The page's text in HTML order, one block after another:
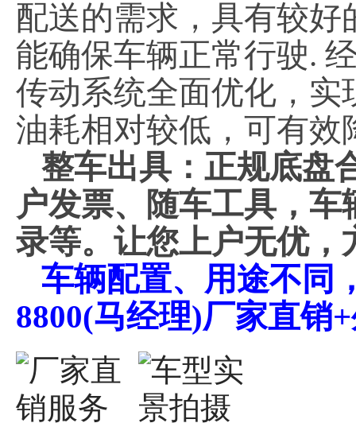
配送的需求，具有较
能确保车辆正常行驶.
传动系统全面优化，
油耗相对较低，可有效
整车出具：正规底盘
户发票、随车工具，
录等。让您上户无优，
车辆配置、用途不同
8800(马经理)厂家直销